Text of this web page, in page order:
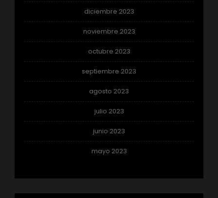
diciembre 2023
noviembre 2023
octubre 2023
septiembre 2023
agosto 2023
julio 2023
junio 2023
mayo 2023